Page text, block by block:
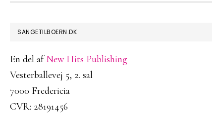
FOOTER
SANGETILBOERN.DK
En del afNew Hits Publishing
Vesterballevej 5, 2. sal
7000 Fredericia
CVR: 28191456